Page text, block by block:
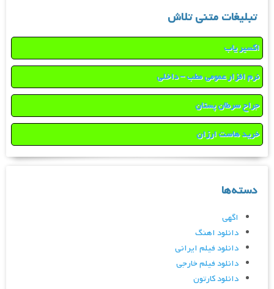
تبلیغات متنی تلاش
اکسیر یاب
نرم افزار عمومی مطب – داخلی
جراح سرطان پستان
خرید هاست ارزان
دسته‌ها
اگهی
دانلود اهنگ
دانلود فیلم ایرانی
دانلود فیلم خارجی
دانلود کارتون